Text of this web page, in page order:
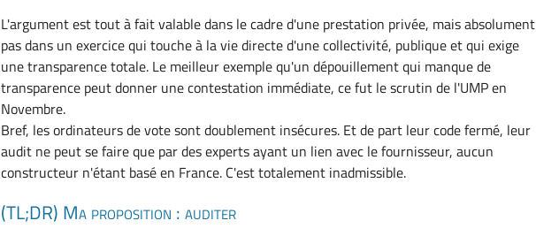
L'argument est tout à fait valable dans le cadre d'une prestation privée, mais absolument
pas dans un exercice qui touche à la vie directe d'une collectivité, publique et qui exige
une transparence totale. Le meilleur exemple qu'un dépouillement qui manque de
transparence peut donner une contestation immédiate, ce fut le scrutin de l'UMP en
Novembre.
Bref, les ordinateurs de vote sont doublement insécures. Et de part leur code fermé, leur
audit ne peut se faire que par des experts ayant un lien avec le fournisseur, aucun
constructeur n'étant basé en France. C'est totalement inadmissible.
(TL;DR) Ma proposition : auditer